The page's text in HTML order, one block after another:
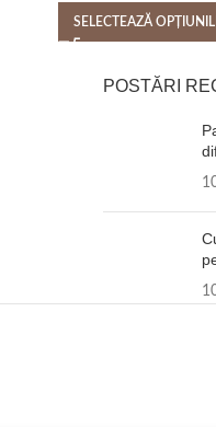
SELECTEAZĂ
POSTĂRI